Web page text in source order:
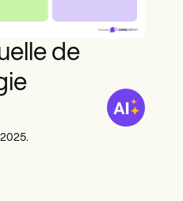
de
.